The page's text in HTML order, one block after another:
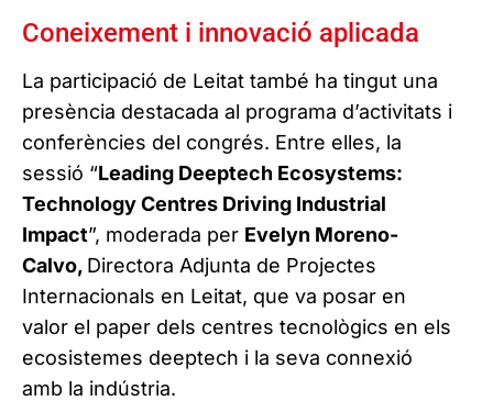
Coneixement i innovació aplicada
La participació de Leitat també ha tingut una
presència destacada al programa d’activitats i
conferències del congrés. Entre elles, la
sessió “Leading Deeptech Ecosystems:
Technology Centres Driving Industrial
Impact”, moderada per Evelyn Moreno-
Calvo, Directora Adjunta de Projectes
Internacionals en Leitat, que va posar en
valor el paper dels centres tecnològics en els
ecosistemes deeptech i la seva connexió
amb la indústria.